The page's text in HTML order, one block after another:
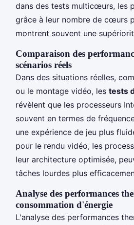
dans des tests multicœurs, les
grâce à leur nombre de cœurs
montrent souvent une
Comparaison des
scénarios réels
Dans des situations réelles,
ou le montage vidéo, les tests
révèlent que les processeurs
souvent en termes de
une expérience de jeu plus
pour le rendu vidéo, les
leur architecture optimisée,
tâches lourdes plus
Analyse des performances
consommation d'énergie
L'analyse des performances